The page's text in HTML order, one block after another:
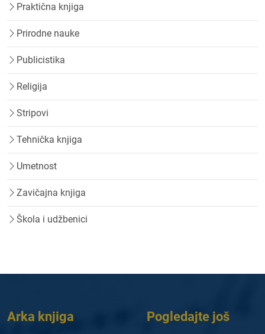
Praktična knjiga
Prirodne nauke
Publicistika
Religija
Stripovi
Tehnička knjiga
Umetnost
Zavičajna knjiga
Škola i udžbenici
Arka knjiga Pogledajte još